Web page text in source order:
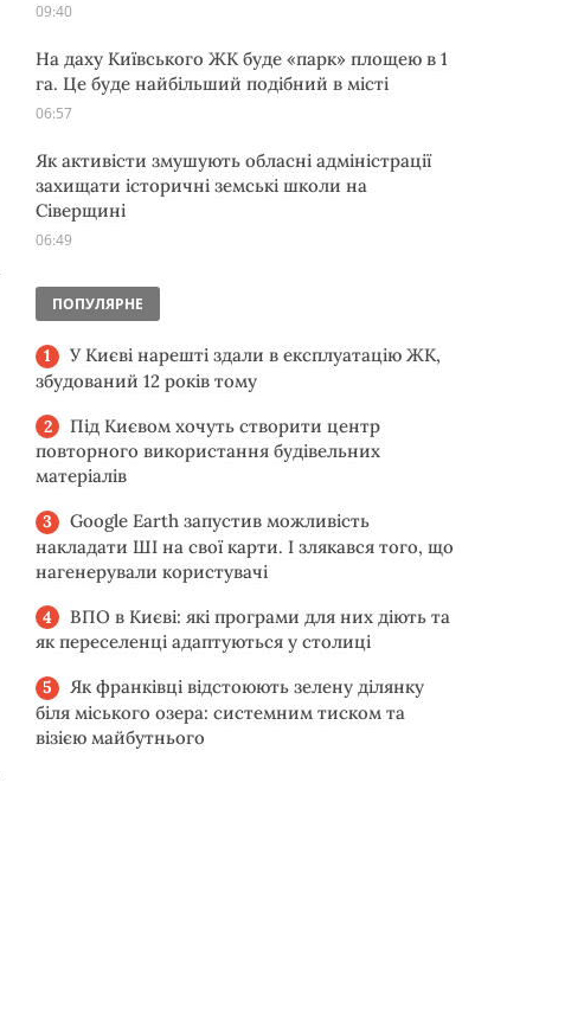
09:40
На даху Київського ЖК буде «парк» площею в 1
га. Це буде найбільший подібний в місті
06:57
Як активісти змушують обласні адміністрації
захищати історичні земські школи на
Сіверщині
06:49
ПОПУЛЯРНЕ
У Києві нарешті здали в експлуатацію ЖК,
збудований 12 років тому
Під Києвом хочуть створити центр
повторного використання будівельних
матеріалів
Google Earth запустив можливість
накладати ШІ на свої карти. І злякався того, що
нагенерували користувачі
ВПО в Києві: які програми для них діють та
як переселенці адаптуються у столиці
Як франківці відстоюють зелену ділянку
біля міського озера: системним тиском та
візією майбутнього